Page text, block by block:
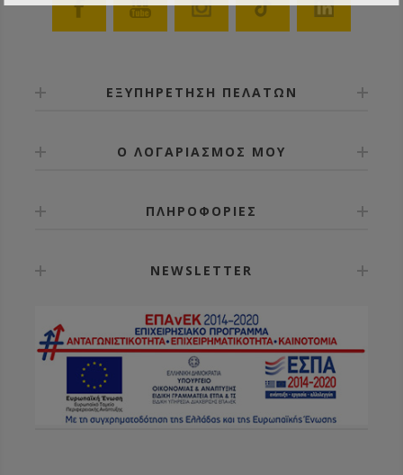
ΕΞΥΠΗΡΕΤΗΣΗ ΠΕΛΑΤΩΝ
Ο ΛΟΓΑΡΙΑΣΜΟΣ ΜΟΥ
ΠΛΗΡΟΦΟΡΙΕΣ
NEWSLETTER